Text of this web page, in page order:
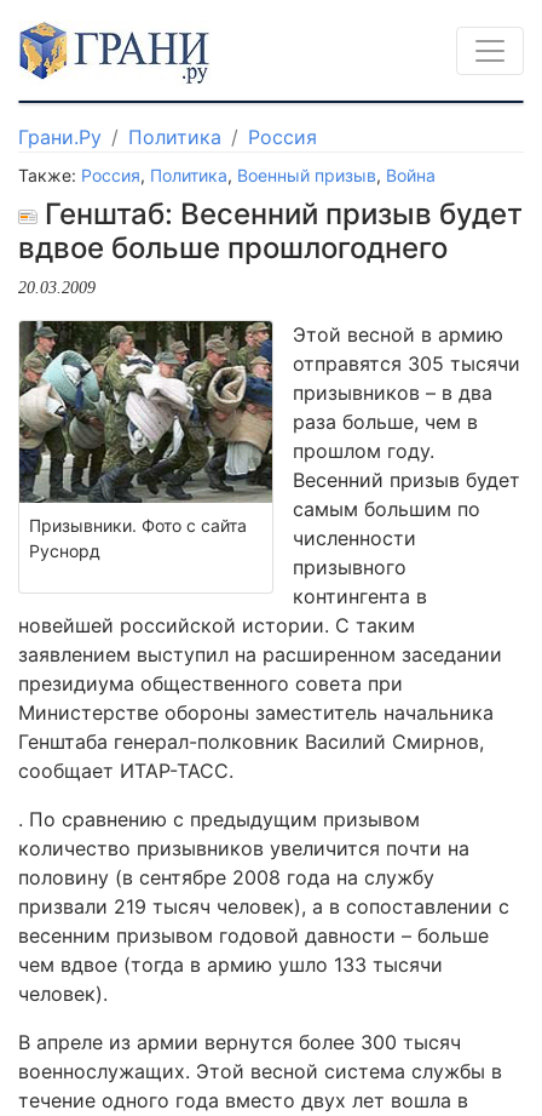
Грани.Ру Политика Россия
Также: Россия, Политика, Военный призыв, Война
Генштаб: Весенний призыв будет
вдвое больше прошлогоднего
20.03.2009
Призывники. Фото с сайта
Руснорд
Этой весной в армию
отправятся 305 тысячи
призывников – в два
раза больше, чем в
прошлом году.
Весенний призыв будет
самым большим по
численности
призывного
контингента в
новейшей российской истории. С таким
заявлением выступил на расширенном заседании
президиума общественного совета при
Министерстве обороны заместитель начальника
Генштаба генерал-полковник Василий Смирнов,
сообщает ИТАР-ТАСС.
. По сравнению с предыдущим призывом
количество призывников увеличится почти на
половину (в сентябре 2008 года на службу
призвали 219 тысяч человек), а в сопоставлении с
весенним призывом годовой давности – больше
чем вдвое (тогда в армию ушло 133 тысячи
человек).
В апреле из армии вернутся более 300 тысяч
военнослужащих. Этой весной система службы в
течение одного года вместо двух лет вошла в